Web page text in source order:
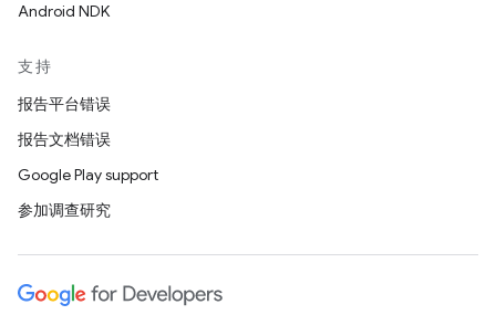
Android NDK
支持
报告平台错误
报告文档错误
Google Play support
参加调查研究